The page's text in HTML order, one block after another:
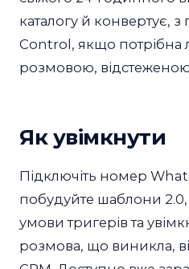
каталогу й конвертує,
Control, якщо
розмовою,
Як увімкнути
Підключіть номер
побудуйте шаблони
умови тригерів та
розмова, що виникла,